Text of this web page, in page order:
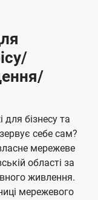
бізнесу та
себе сам?
мережеве
області за
живлення.
мережевого